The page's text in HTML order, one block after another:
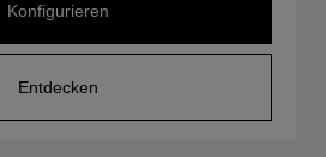
Konfigurieren
Entdecken